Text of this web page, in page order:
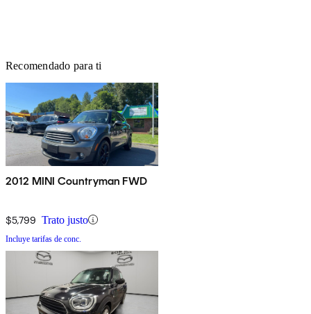
Recomendado para ti
2012 MINI Countryman FWD
$5,799 Trato justo
Incluye tarifas de conc.